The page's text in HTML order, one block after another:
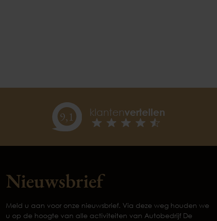
9,1 klantenvertellen
Nieuwsbrief
Meld u aan voor onze nieuwsbrief. Via deze weg houden we
u op de hoogte van alle activiteiten van Autobedrijf De